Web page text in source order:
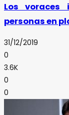
Los voraces
personas en
31/12/2019
0
3.6K
0
0